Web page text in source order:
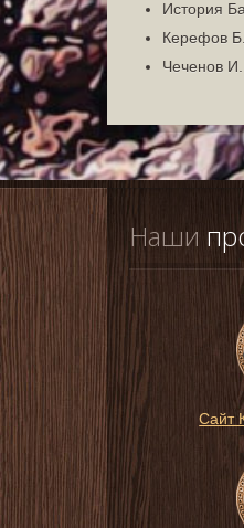
История
Керефов
Чеченов
Наши
Сайт